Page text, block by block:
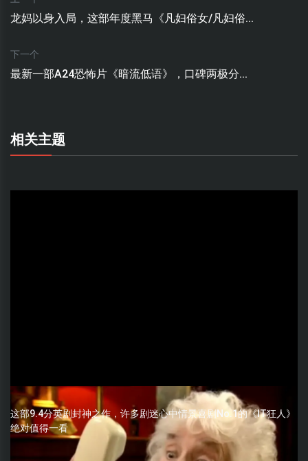
龙妈以身入局，这部年度黑马《凡妇俗女/凡妇俗...
下一个
最新一部A24恐怖片《暗流低语》，口碑两极分...
相关主题
这部9.4分英剧封神之作，许多剧迷心中情景喜剧No.1的《IT狂人》
绝对值得一看